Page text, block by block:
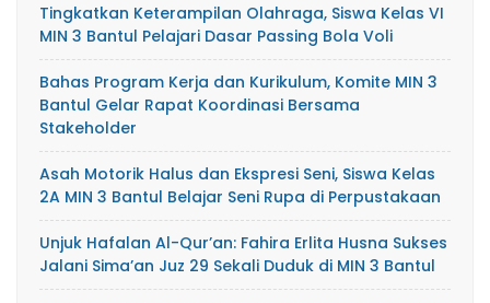
Tingkatkan Keterampilan Olahraga, Siswa Kelas VI
MIN 3 Bantul Pelajari Dasar Passing Bola Voli
Bahas Program Kerja dan Kurikulum, Komite MIN 3
Bantul Gelar Rapat Koordinasi Bersama
Stakeholder
Asah Motorik Halus dan Ekspresi Seni, Siswa Kelas
2A MIN 3 Bantul Belajar Seni Rupa di Perpustakaan
Unjuk Hafalan Al-Qur’an: Fahira Erlita Husna Sukses
Jalani Sima’an Juz 29 Sekali Duduk di MIN 3 Bantul